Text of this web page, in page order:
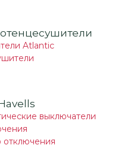
Atlantic
выключатели
отключения